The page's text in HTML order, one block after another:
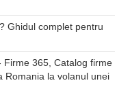
Ghidul complet pentru
365, Catalog firme
Romania la volanul unei